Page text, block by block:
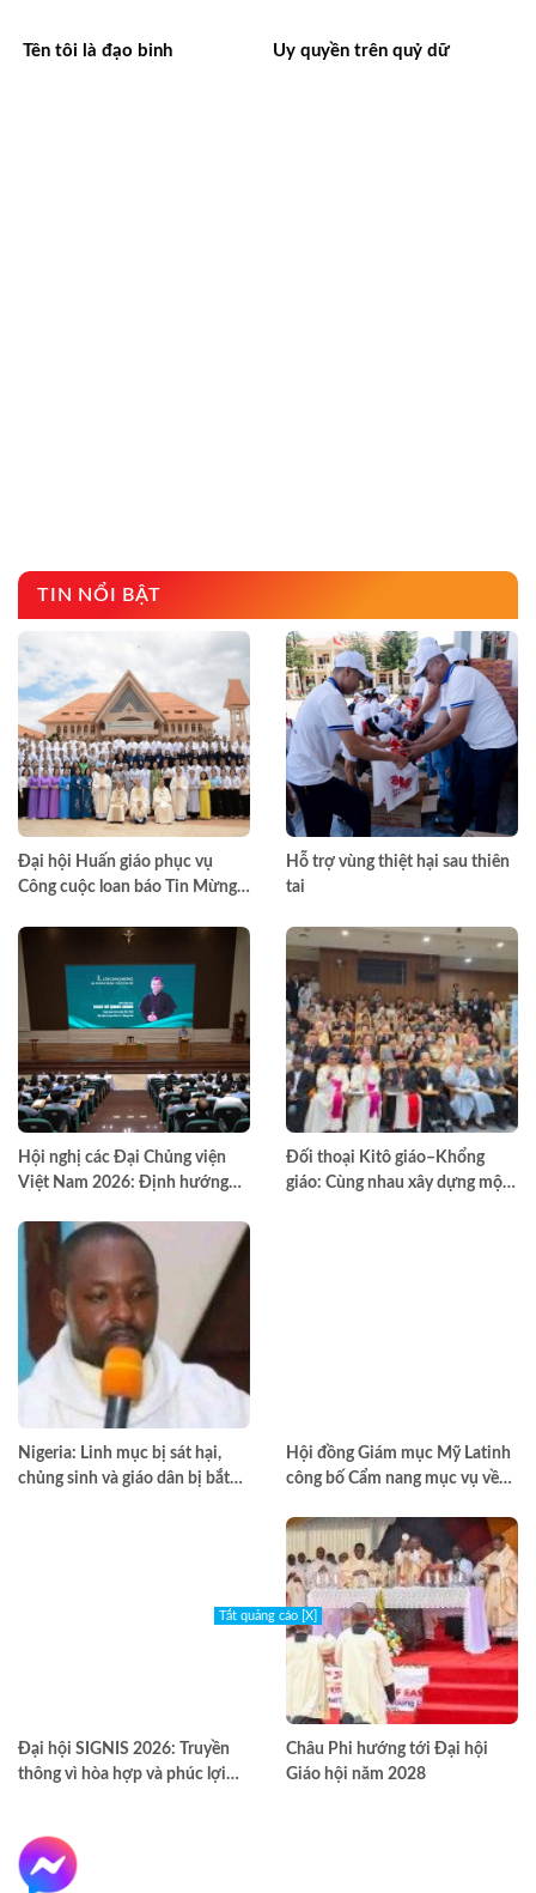
Tên tôi là đạo binh Uy quyền trên quỷ dữ
TIN NỔI BẬT
Đại hội Huấn giáo phục vụ
Công cuộc loan báo Tin Mừng
trong hiệp thông, mở ra một
hướng đi mới cho công cuộc
huấn giáo Việt Nam
Hỗ trợ vùng thiệt hại sau thiên
tai
Hội nghị các Đại Chủng viện
Việt Nam 2026: Định hướng
Đối thoại Kitô giáo–Khổng
giáo: Cùng nhau xây dựng một
Nigeria: Linh mục bị sát hại,
chủng sinh và giáo dân bị bắt
Hội đồng Giám mục Mỹ Latinh
công bố Cẩm nang mục vụ về
Đại hội SIGNIS 2026: Truyền
thông vì hòa hợp và phúc lợi
Châu Phi hướng tới Đại hội
Giáo hội năm 2028
Tắt quảng cáo [X]